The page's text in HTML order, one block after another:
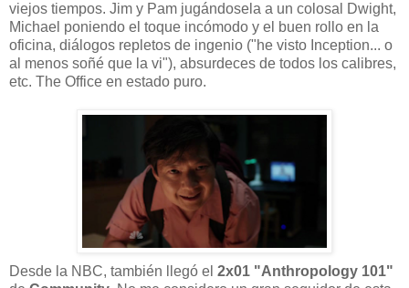
viejos tiempos. Jim y Pam jugándosela a un colosal Dwight,
Michael poniendo el toque incómodo y el buen rollo en la
oficina, diálogos repletos de ingenio ("he visto Inception... o
al menos soñé que la vi"), absurdeces de todos los calibres,
etc. The Office en estado puro.
Desde la NBC, también llegó el 2x01 "Anthropology 101"